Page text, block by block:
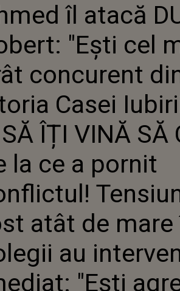
URÂT
ISTORIA
NU O SĂ
CREZI DE
PORNIT
DE MARE
AU
IMEDIAT:
ȘI NU
ÎȚI ZIC!"
îl atacă
"Ești cel
concurent
Casei
ÎȚI VINĂ SĂ
la ce a pornit
atât de mare
au
"Ești